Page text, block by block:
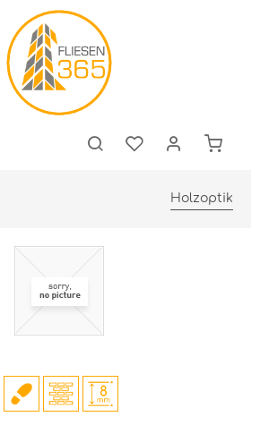
Holzoptik